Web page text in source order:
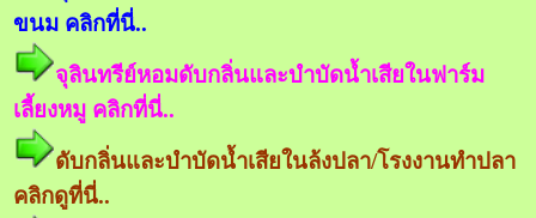
ขนม คลิกที่นี่..
จุลินทรีย์หอมดับกลิ่นและบำบัดน้ำเสียในฟาร์ม
เลี้ยงหมู คลิกที่นี่..
ดับกลิ่นและบำบัดน้ำเสียในล้งปลา/โรงงานทำปลา
คลิกดูที่นี่..